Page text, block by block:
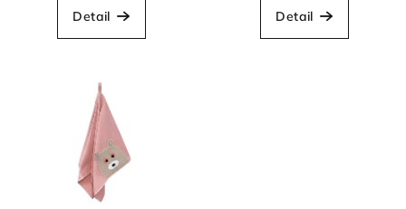
Detail Detail